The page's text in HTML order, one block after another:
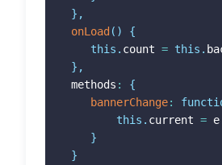
} ,
onLoad ( )
{
this . count = this .
} ,
methods :
{
bannerChange:
this . current = e
}
}